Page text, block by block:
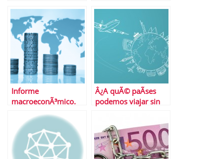
inmobiliario
Â¿CÃ³mo hemos
llegado hasta aquÃ­ y
quÃ© hacer ahora
con tu piso?
EconomÃ­a y
Competitividad
Informe
macroeconÃ³mico.
de 2014
Â¿A quÃ© paÃ­ses
podemos viajar sin